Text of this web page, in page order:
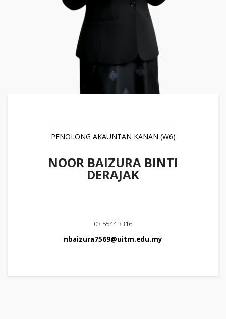
PENOLONG AKAUNTAN KANAN (W6)
NOOR BAIZURA BINTI
DERAJAK
03 5544 3316
nbaizura7569@uitm.edu.my